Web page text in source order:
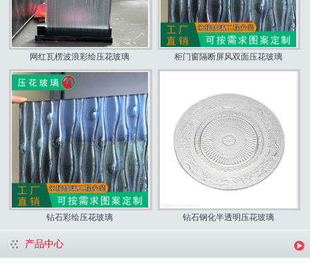
网红瓦楞波浪彩绘压花玻璃 柜门窗隔断屏风双面压花玻璃
钻石彩绘压花玻璃 钻石钢化半透明压花玻璃
产品中心